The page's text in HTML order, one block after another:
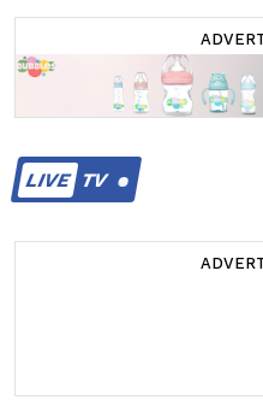
LIVETV